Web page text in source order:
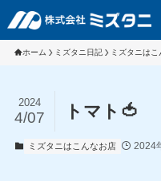
ホーム ミズタニ日記 ミズタニはこ
トマト🍅
2024
4/07
ミズタニはこんなお店 2024